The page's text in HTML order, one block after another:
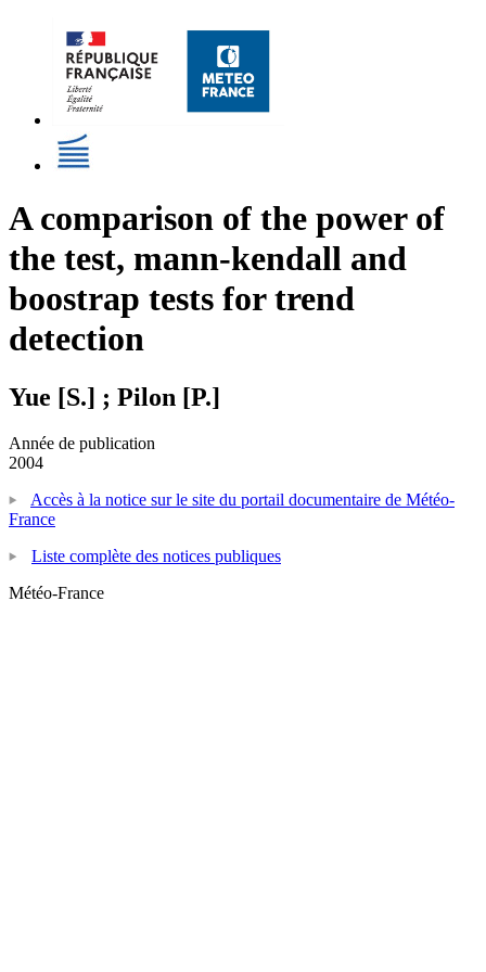
A comparison of the power of
the test, mann-kendall and
boostrap tests for trend
detection
Yue [S.] ; Pilon [P.]
Année de publication
2004
Accès à la notice sur le site du portail documentaire de Météo-
France
Liste complète des notices publiques
Météo-France